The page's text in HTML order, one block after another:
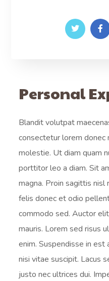
Personal
Blandit volutpat
consectetur lorem donec
molestie. Ut diam quam
porttitor leo a diam. Sit
magna. Proin sagittis nisl
felis donec et odio
commodo sed. Auctor
mauris. Lorem sed risus
enim. Suspendisse in est
nisi vitae suscipit. Lacus
justo nec ultrices dui.